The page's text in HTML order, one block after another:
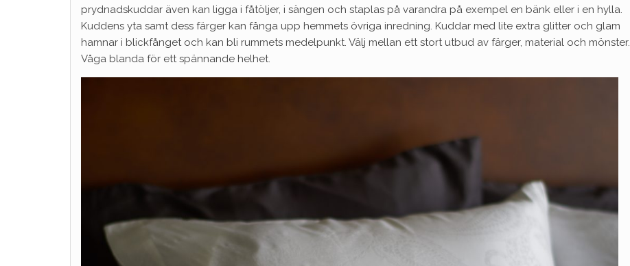
prydnadskuddar även kan ligga i fåtöljer, i sängen och staplas på varandra på exempel en bänk eller i en hylla.
Kuddens yta samt dess färger kan fånga upp hemmets övriga inredning. Kuddar med lite extra glitter och glam
hamnar i blickfånget och kan bli rummets medelpunkt. Välj mellan ett stort utbud av färger, material och mönster.
Våga blanda för ett spännande helhet.